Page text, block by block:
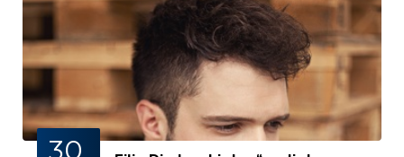
30.